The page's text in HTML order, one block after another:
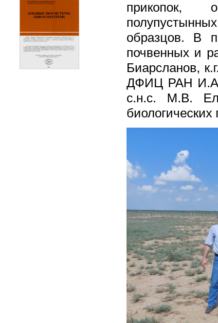
прикопок,
образцов. В
почвенных и
Биарсланов,
ДФИЦ РАН И.А.
с.н.с. М.В.